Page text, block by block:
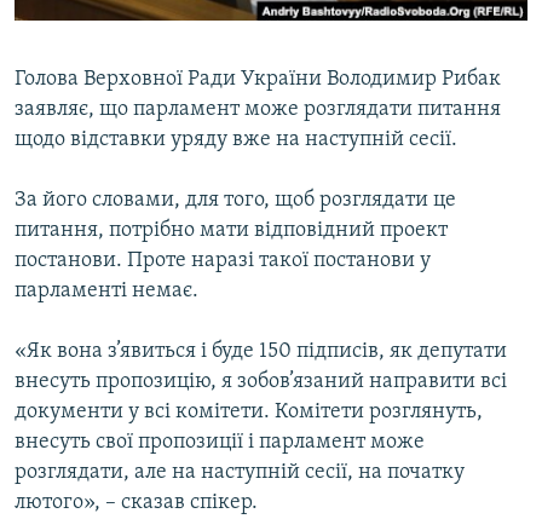
УКРАЇНСЬКА ПРОБЛЕМА КРИМУ
Голова Верховної Ради України Володимир Рибак
заявляє, що парламент може розглядати питання
щодо відставки уряду вже на наступній сесії.
За його словами, для того, щоб розглядати це
питання, потрібно мати відповідний проект
постанови. Проте наразі такої постанови у
парламенті немає.
«Як вона з’явиться і буде 150 підписів, як депутати
внесуть пропозицію, я зобов’язаний направити всі
документи у всі комітети. Комітети розглянуть,
внесуть свої пропозиції і парламент може
розглядати, але на наступній сесії, на початку
лютого», – сказав спікер.